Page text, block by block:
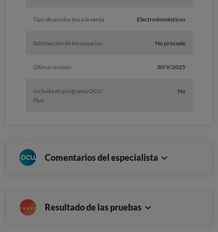
Tipo de productos a la venta Electrodomésticos
Satisfacción de los usuarios No procede
Última revisión 30/9/2025
Incluida en programa OCU
Plus
No
Comentarios del especialista
Resultado de las pruebas